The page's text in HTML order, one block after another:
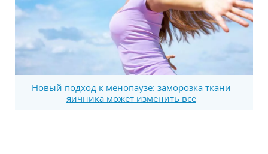
Новый подход к менопаузе: заморозка ткани
яичника может изменить все